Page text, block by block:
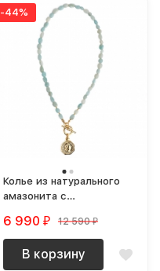
-44%
Колье из натурального
амазонита с
Rome
6 990 ₽ 12 590 ₽
В корзину